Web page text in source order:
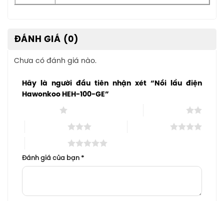
ĐÁNH GIÁ (0)
Chưa có đánh giá nào.
Hãy là người đầu tiên nhận xét “Nồi lẩu điện
Hawonkoo HEH-100-GE”
Đánh giá của bạn *